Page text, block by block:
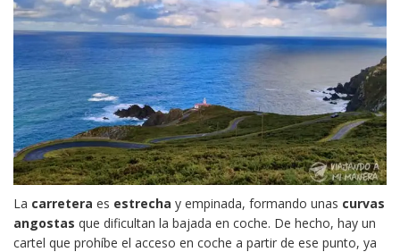
La carretera es estrecha y empinada, formando unas curvas
angostas que dificultan la bajada en coche. De hecho, hay un
cartel que prohíbe el acceso en coche a partir de ese punto, ya